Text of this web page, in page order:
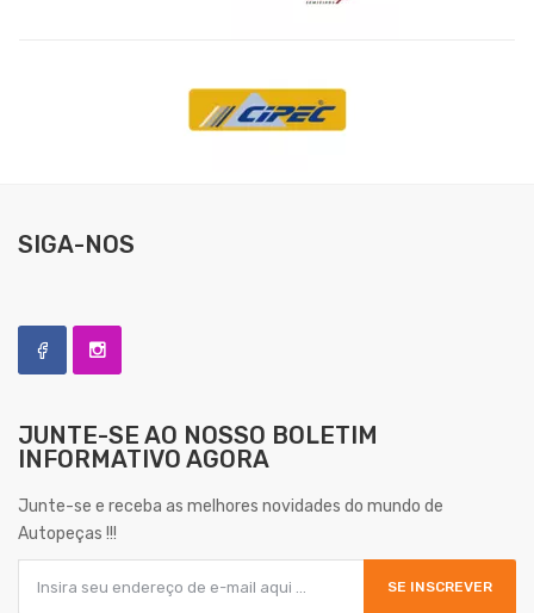
SIGA-NOS
JUNTE-SE AO NOSSO BOLETIM
INFORMATIVO AGORA
Junte-se e receba as melhores novidades do mundo de
Autopeças !!!
SE INSCREVER